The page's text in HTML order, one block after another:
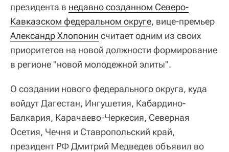
президента в недавно созданном Северо-
Кавказском федеральном округе, вице-премьер
Александр Хлопонин считает одним из своих
приоритетов на новой должности формирование
в регионе "новой молодежной элиты".
О создании нового федерального округа, куда
войдут Дагестан, Ингушетия, Кабардино-
Балкария, Карачаево-Черкесия, Северная
Осетия, Чечня и Ставропольский край,
президент РФ Дмитрий Медведев объявил во